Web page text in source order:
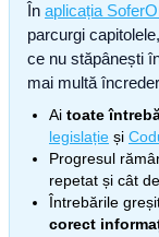
În aplicația
parcurgi
ce nu stăpânești
mai multă
Ai toate
legislație și
Progresul
repetat și cât
Întrebările
corect